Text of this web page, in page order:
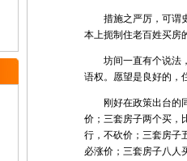
措施之严厉，可谓史
本上扼制住老百姓买房
坊间一直有个说法，
语权。愿望是良好的，
刚好在政策出台的同
价；三套房子两个买，
行，不砍价；三套房子
必涨价；三套房子八人